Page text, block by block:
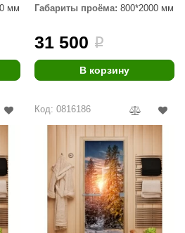
мм
Габариты проёма: 800*2000 мм
31 500 i
В корзину
Код: 0816186